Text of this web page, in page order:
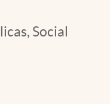
Social